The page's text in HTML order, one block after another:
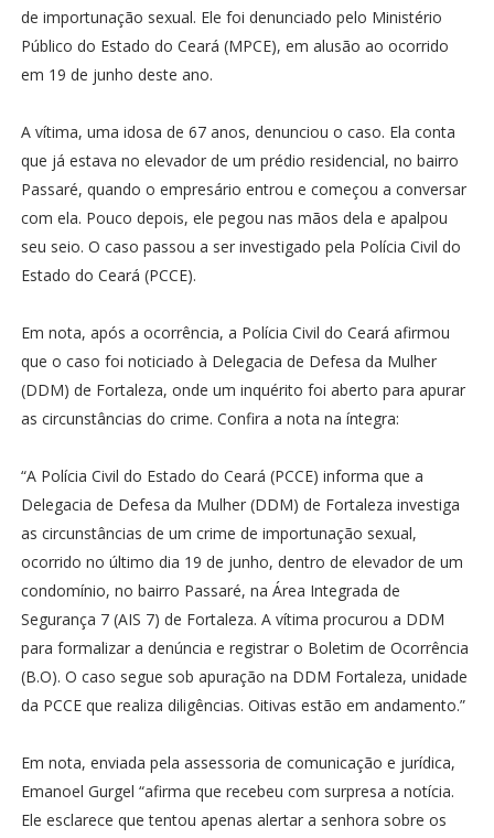
de importunação sexual. Ele foi denunciado pelo Ministério
Público do Estado do Ceará (MPCE), em alusão ao ocorrido
em 19 de junho deste ano.
A vítima, uma idosa de 67 anos, denunciou o caso. Ela conta
que já estava no elevador de um prédio residencial, no bairro
Passaré, quando o empresário entrou e começou a conversar
com ela. Pouco depois, ele pegou nas mãos dela e apalpou
seu seio. O caso passou a ser investigado pela Polícia Civil do
Estado do Ceará (PCCE).
Em nota, após a ocorrência, a Polícia Civil do Ceará afirmou
que o caso foi noticiado à Delegacia de Defesa da Mulher
(DDM) de Fortaleza, onde um inquérito foi aberto para apurar
as circunstâncias do crime. Confira a nota na íntegra:
“A Polícia Civil do Estado do Ceará (PCCE) informa que a
Delegacia de Defesa da Mulher (DDM) de Fortaleza investiga
as circunstâncias de um crime de importunação sexual,
ocorrido no último dia 19 de junho, dentro de elevador de um
condomínio, no bairro Passaré, na Área Integrada de
Segurança 7 (AIS 7) de Fortaleza. A vítima procurou a DDM
para formalizar a denúncia e registrar o Boletim de Ocorrência
(B.O). O caso segue sob apuração na DDM Fortaleza, unidade
da PCCE que realiza diligências. Oitivas estão em andamento.”
Em nota, enviada pela assessoria de comunicação e jurídica,
Emanoel Gurgel “afirma que recebeu com surpresa a notícia.
Ele esclarece que tentou apenas alertar a senhora sobre os